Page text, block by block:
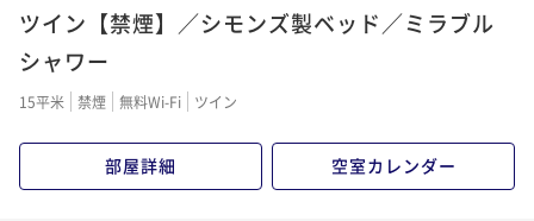
ツイン【禁煙】／シモンズ製ベッド／ミラブル
シャワー
15平米 禁煙 無料Wi-Fi ツイン
部屋詳細 空室カレンダー